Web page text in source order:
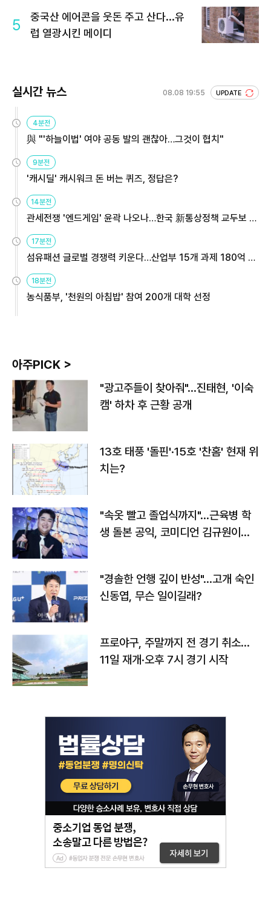
5
중국산 에어콘을 웃돈 주고 산다...유
럽 열광시킨 메이디
실시간 뉴스 08.08 19:55 UPDATE
4분전
與 "'하늘이법' 여야 공동 발의 괜찮아…그것이 협치"
9분전
'캐시딜' 캐시워크 돈 버는 퀴즈, 정답은?
14분전
관세전쟁 '엔드게임' 윤곽 나오나…한국 新통상정책 교두보 활
용해야
17분전
섬유패션 글로벌 경쟁력 키운다…산업부 15개 과제 180억 지
원
18분전
농식품부, '천원의 아침밥' 참여 200개 대학 선정
아주PICK >
"광고주들이 찾아줘"…진태현, '이숙
캠' 하차 후 근황 공개
13호 태풍 '돌핀'·15호 '찬홈' 현재 위
치는?
"속옷 빨고 졸업식까지"…근육병 학
생 돌본 공익, 코미디언 김규원이었
"경솔한 언행 깊이 반성"…고개 숙인
신동엽, 무슨 일이길래?
프로야구, 주말까지 전 경기 취소…
11일 재개·오후 7시 경기 시작